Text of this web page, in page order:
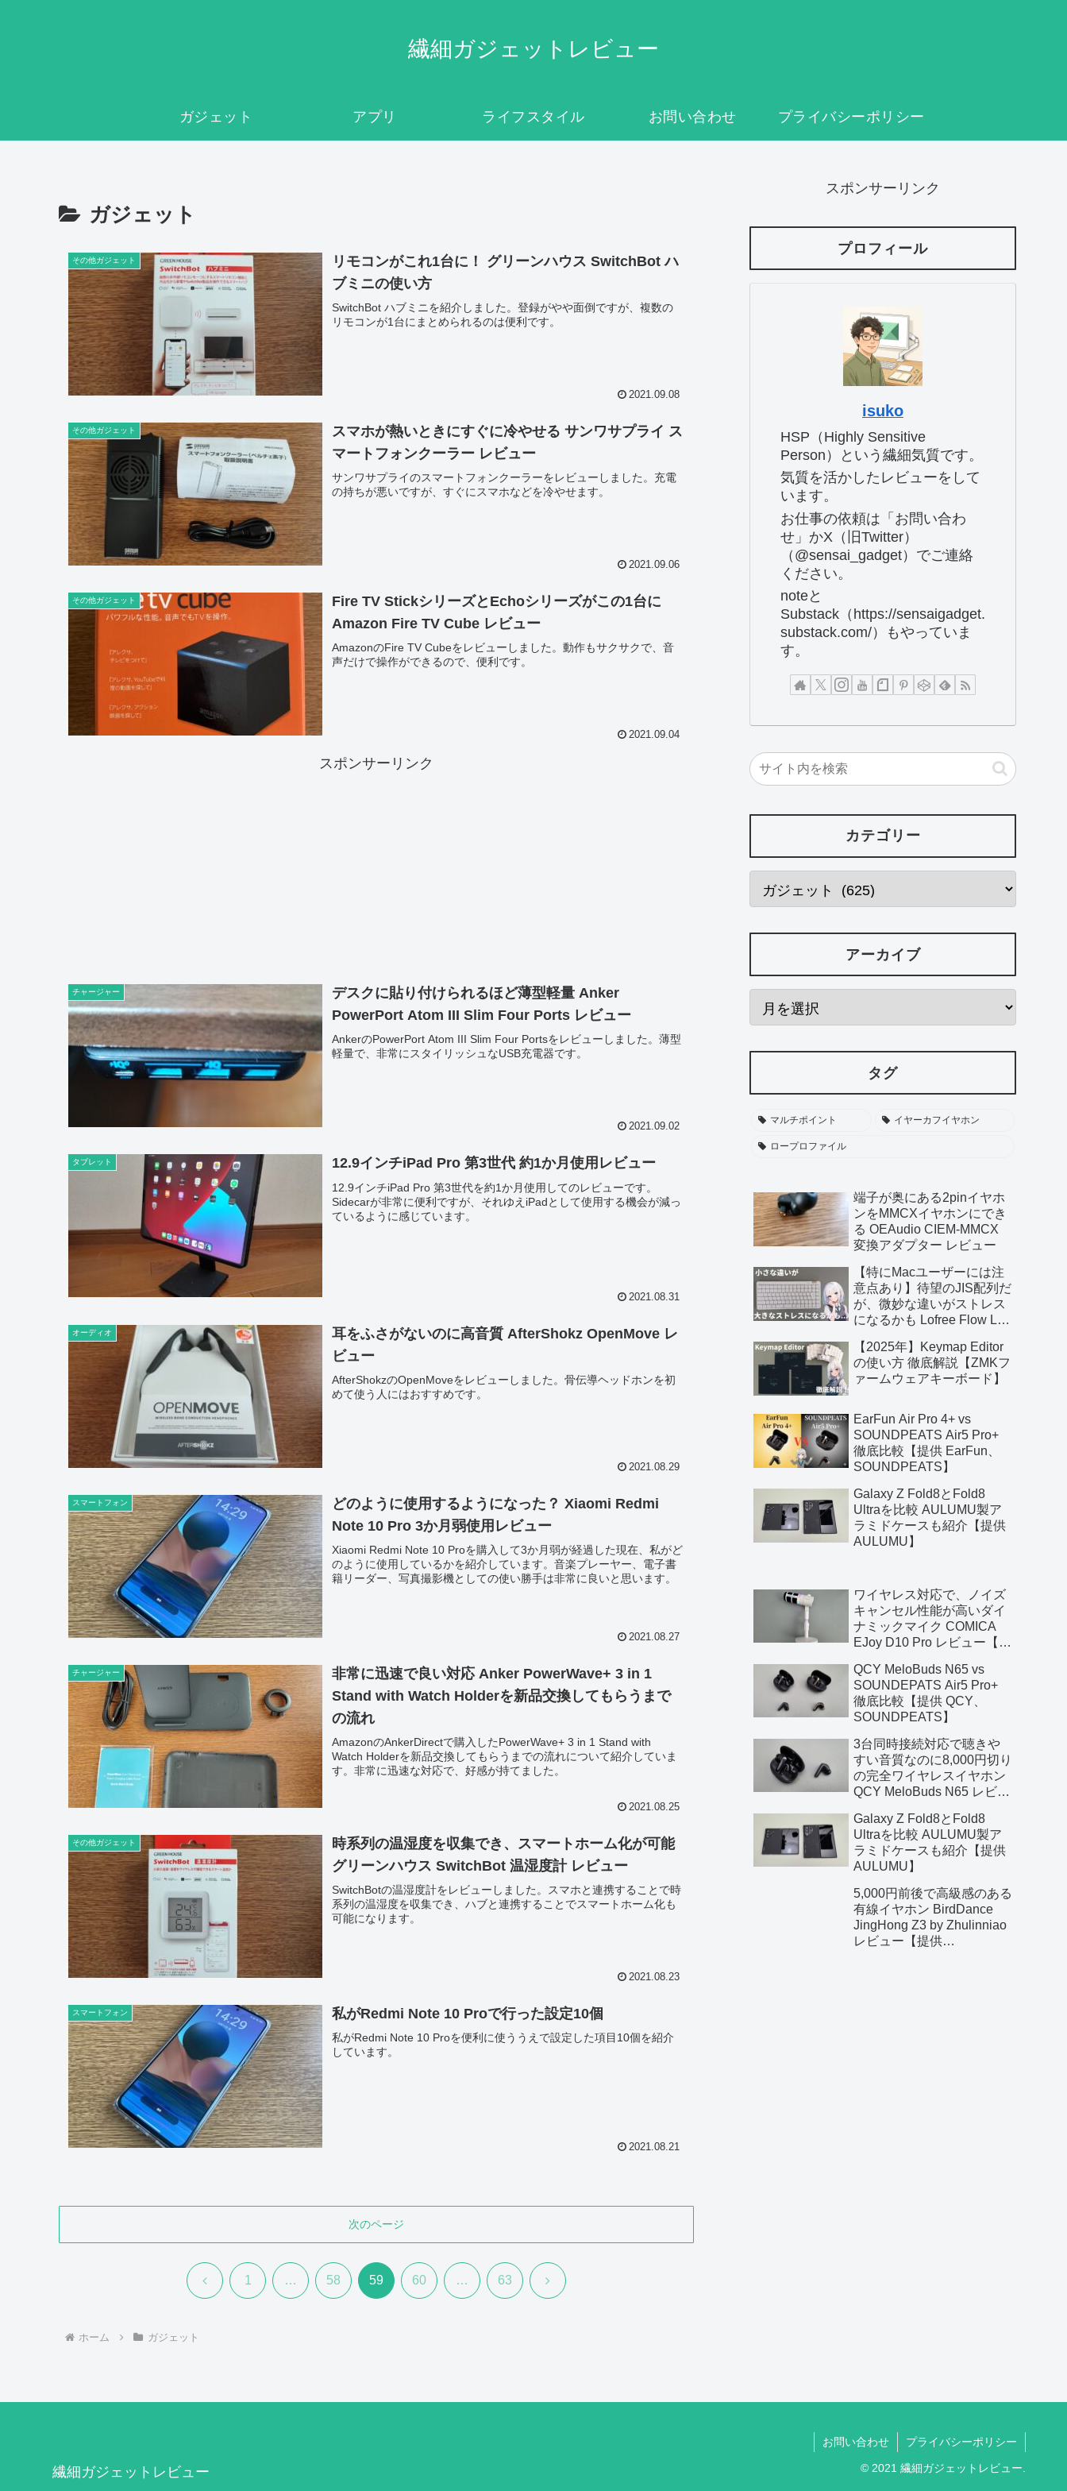
繊細ガジェットレビュー
ガジェット アプリ ライフスタイル お問い合わせ プライバシーポリシー
ガジェット
その他ガジェット
リモコンがこれ1台に！ グリーンハウス SwitchBot ハ
ブミニの使い方
SwitchBot ハブミニを紹介しました。登録がやや面倒ですが、複数の
リモコンが1台にまとめられるのは便利です。
2021.09.08
その他ガジェット
スマホが熱いときにすぐに冷やせる サンワサプライ ス
マートフォンクーラー レビュー
サンワサプライのスマートフォンクーラーをレビューしました。充電
の持ちが悪いですが、すぐにスマホなどを冷やせます。
2021.09.06
その他ガジェット
Fire TV StickシリーズとEchoシリーズがこの1台に
Amazon Fire TV Cube レビュー
AmazonのFire TV Cubeをレビューしました。動作もサクサクで、音
声だけで操作ができるので、便利です。
2021.09.04
スポンサーリンク
チャージャー
デスクに貼り付けられるほど薄型軽量 Anker
PowerPort Atom III Slim Four Ports レビュー
AnkerのPowerPort Atom III Slim Four Portsをレビューしました。薄型
軽量で、非常にスタイリッシュなUSB充電器です。
2021.09.02
タブレット 12.9インチiPad Pro 第3世代 約1か月使用レビュー
12.9インチiPad Pro 第3世代を約1か月使用してのレビューです。
Sidecarが非常に便利ですが、それゆえiPadとして使用する機会が減っ
ているように感じています。
2021.08.31
オーディオ
耳をふさがないのに高音質 AfterShokz OpenMove レ
ビュー
AfterShokzのOpenMoveをレビューしました。骨伝導ヘッドホンを初
めて使う人にはおすすめです。
2021.08.29
スマートフォン
どのように使用するようになった？ Xiaomi Redmi
Note 10 Pro 3か月弱使用レビュー
Xiaomi Redmi Note 10 Proを購入して3か月弱が経過した現在、私がど
のように使用しているかを紹介しています。音楽プレーヤー、電子書
籍リーダー、写真撮影機としての使い勝手は非常に良いと思います。
2021.08.27
チャージャー
非常に迅速で良い対応 Anker PowerWave+ 3 in 1
Stand with Watch Holderを新品交換してもらうまで
の流れ
AmazonのAnkerDirectで購入したPowerWave+ 3 in 1 Stand with
Watch Holderを新品交換してもらうまでの流れについて紹介していま
す。非常に迅速な対応で、好感が持てました。
2021.08.25
その他ガジェット
時系列の温湿度を収集でき、スマートホーム化が可能
グリーンハウス SwitchBot 温湿度計 レビュー
SwitchBotの温湿度計をレビューしました。スマホと連携することで時
系列の温湿度を収集でき、ハブと連携することでスマートホーム化も
可能になります。
2021.08.23
スマートフォン 私がRedmi Note 10 Proで行った設定10個
私がRedmi Note 10 Proを便利に使ううえで設定した項目10個を紹介
しています。
2021.08.21
次のページ
前 1 … 58 59 60 … 63 次
ホーム ガジェット
スポンサーリンク
プロフィール
isuko
HSP（Highly Sensitive
Person）という繊細気質です。
気質を活かしたレビューをして
います。
お仕事の依頼は「お問い合わ
せ」かX（旧Twitter）
（@sensai_gadget）でご連絡
ください。
noteと
Substack（https://sensaigadget.
substack.com/）もやっていま
す。
カテゴリー
アーカイブ
タグ
マルチポイント イヤーカフイヤホン
ロープロファイル
端子が奥にある2pinイヤホ
ンをMMCXイヤホンにでき
る OEAudio CIEM-MMCX
変換アダプター レビュー
【特にMacユーザーには注
意点あり】待望のJIS配列だ
が、微妙な違いがストレス
になるかも Lofree Flow Lite
同会社】
【2025年】Keymap Editor
の使い方 徹底解説【ZMKフ
ァームウェアキーボード】
EarFun Air Pro 4+ vs
SOUNDPEATS Air5 Pro+
徹底比較【提供 EarFun、
SOUNDPEATS】
Galaxy Z Fold8とFold8
Ultraを比較 AULUMU製ア
ラミドケースも紹介【提供
AULUMU】
ワイヤレス対応で、ノイズ
キャンセル性能が高いダイ
ナミックマイク COMICA
EJoy D10 Pro レビュー【提
QCY MeloBuds N65 vs
SOUNDEPATS Air5 Pro+
徹底比較【提供 QCY、
SOUNDPEATS】
3台同時接続対応で聴きや
すい音質なのに8,000円切り
の完全ワイヤレスイヤホン
QCY MeloBuds N65 レビュ
Galaxy Z Fold8とFold8
Ultraを比較 AULUMU製ア
ラミドケースも紹介【提供
AULUMU】
5,000円前後で高級感のある
有線イヤホン BirdDance
JingHong Z3 by Zhulinniao
レビュー【提供
繊細ガジェットレビュー
お問い合わせ プライバシーポリシー
© 2021 繊細ガジェットレビュー.